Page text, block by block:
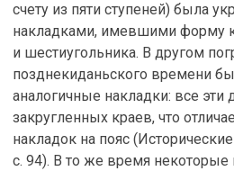
счету из пяти ступеней) была
накладками, имевшими форму
и шестиугольника. В другом
позднекиданьского времени
аналогичные накладки: все эти
закругленных краев, что
накладок на пояс
с. 94). В то же время некоторые